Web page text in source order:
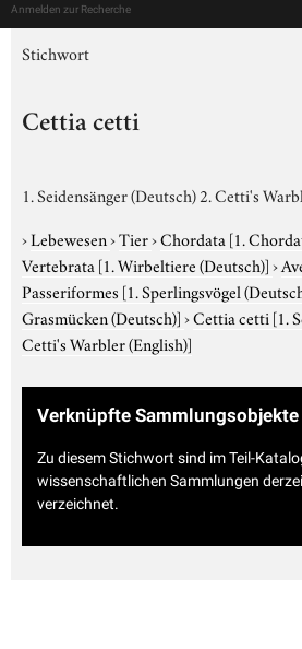
Anmelden zur Recherche
Stichwort
Cettia cetti
1. Seidensänger (Deutsch) 2. Cetti's
›Lebewesen›Tier›Chordata [1.
Vertebrata [1. Wirbeltiere (Deutsch)]›
Passeriformes [1. Sperlingsvögel
Grasmücken (Deutsch)]›Cettia cetti [1.
Cetti's Warbler (English)]
Verknüpfte Sammlungsobjekte
Zu diesem Stichwort sind im Teil-
wissenschaftlichen Sammlungen
verzeichnet.